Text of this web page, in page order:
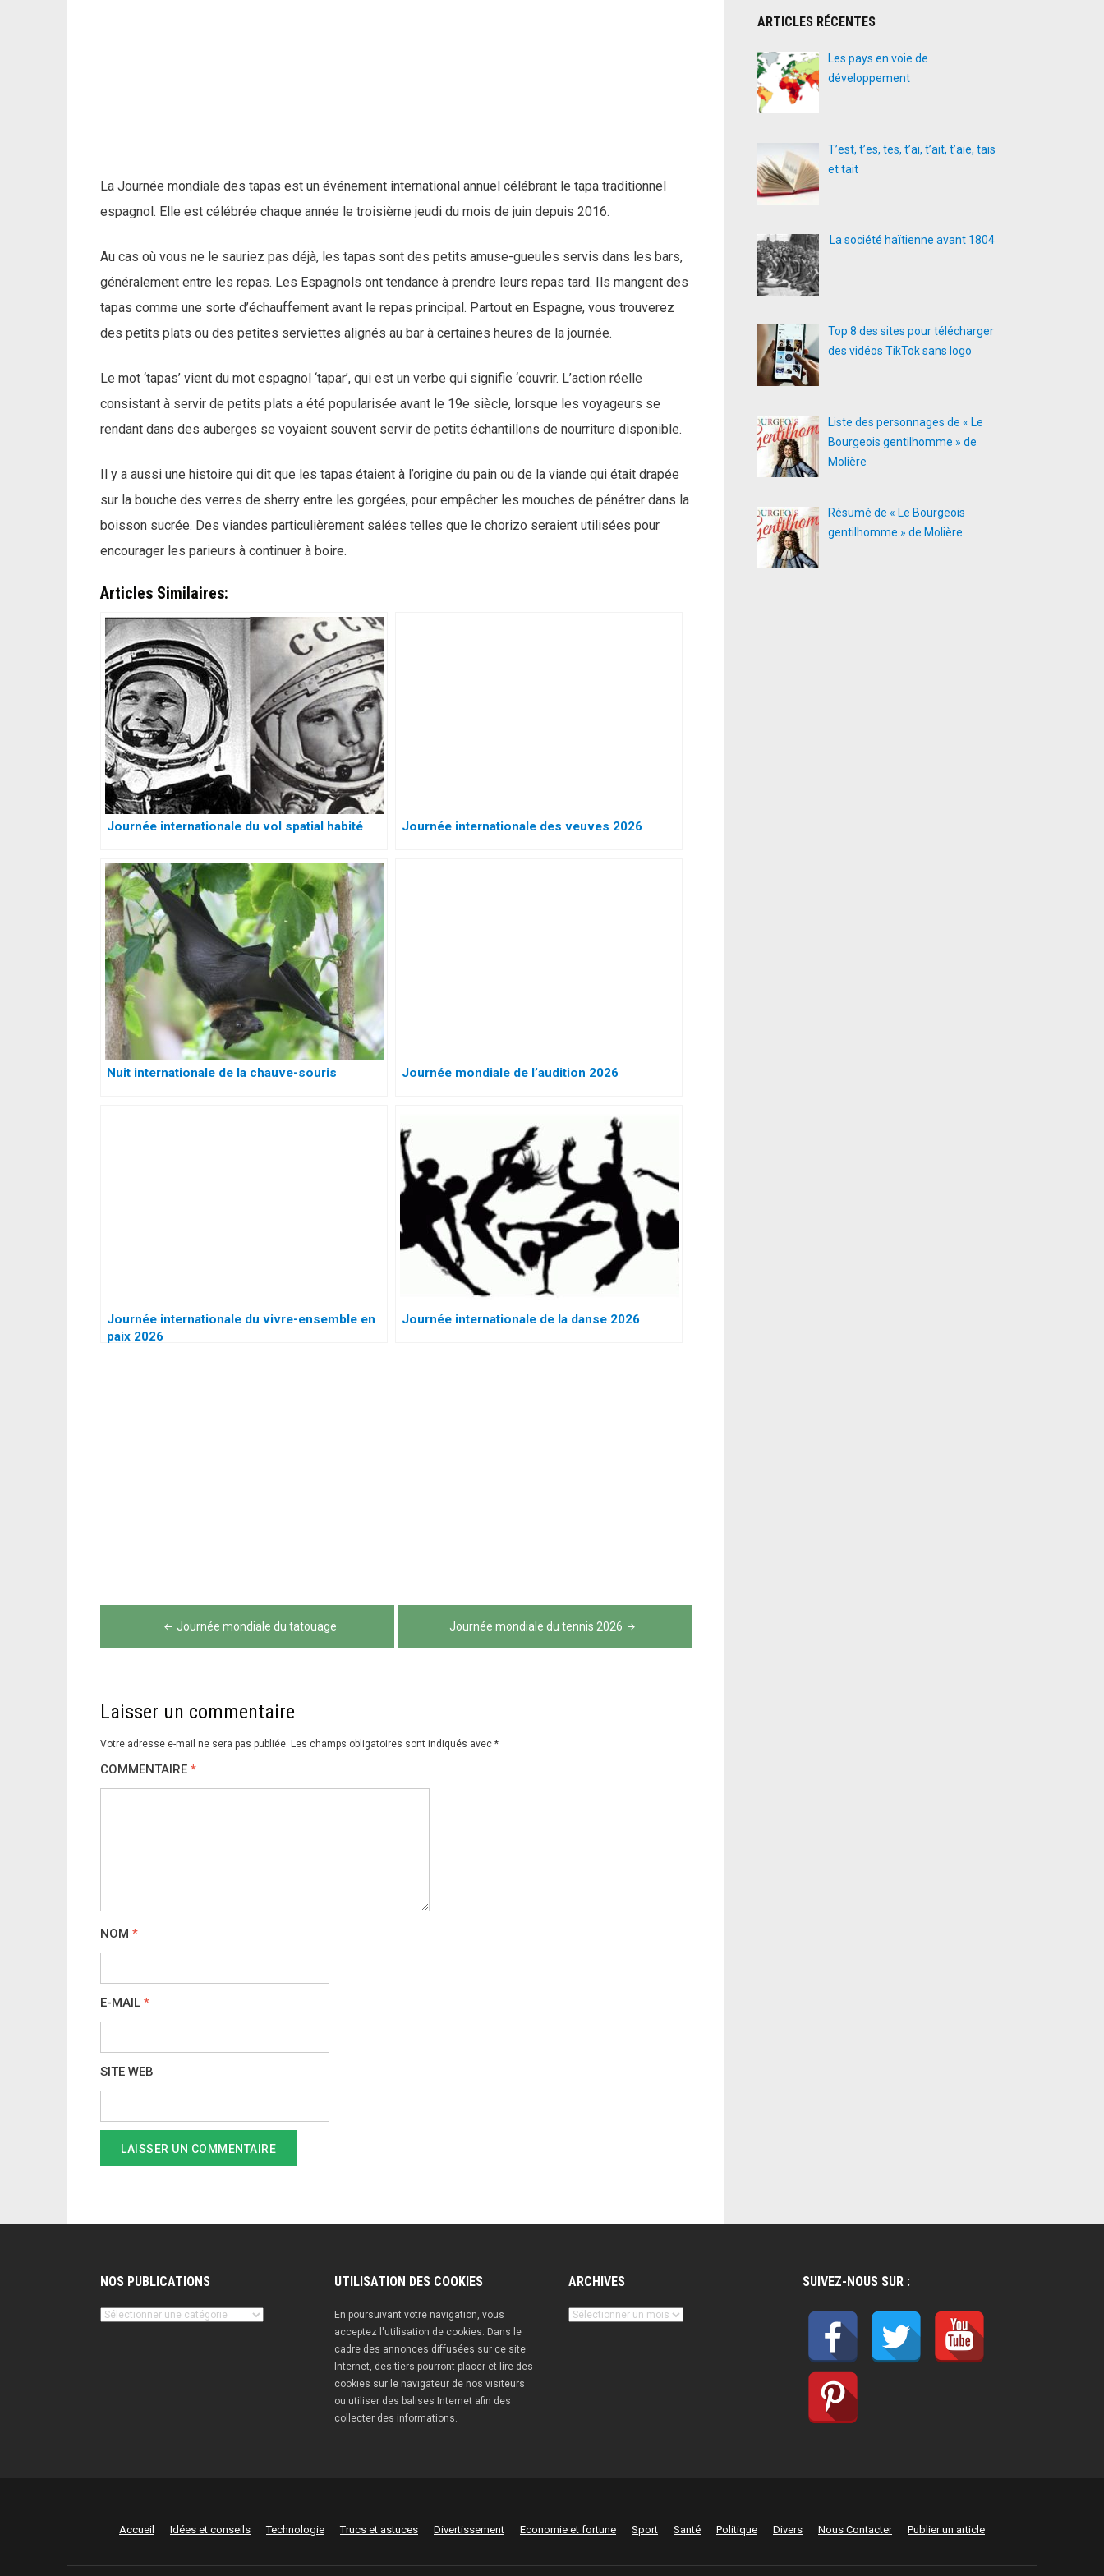
La Journée mondiale des tapas est un événement international annuel célébrant le tapa traditionnel
espagnol. Elle est célébrée chaque année le troisième jeudi du mois de juin depuis 2016.
Au cas où vous ne le sauriez pas déjà, les tapas sont des petits amuse-gueules servis dans les bars,
généralement entre les repas. Les Espagnols ont tendance à prendre leurs repas tard. Ils mangent des
tapas comme une sorte d’échauffement avant le repas principal. Partout en Espagne, vous trouverez
des petits plats ou des petites serviettes alignés au bar à certaines heures de la journée.
Le mot ‘tapas’ vient du mot espagnol ‘tapar’, qui est un verbe qui signifie ‘couvrir. L’action réelle
consistant à servir de petits plats a été popularisée avant le 19e siècle, lorsque les voyageurs se
rendant dans des auberges se voyaient souvent servir de petits échantillons de nourriture disponible.
Il y a aussi une histoire qui dit que les tapas étaient à l’origine du pain ou de la viande qui était drapée
sur la bouche des verres de sherry entre les gorgées, pour empêcher les mouches de pénétrer dans la
boisson sucrée. Des viandes particulièrement salées telles que le chorizo ​​seraient utilisées pour
encourager les parieurs à continuer à boire.
Articles Similaires:
Journée internationale du vol spatial habité Journée internationale des veuves 2026
Nuit internationale de la chauve-souris Journée mondiale de l’audition 2026
Journée internationale du vivre-ensemble en
paix 2026
Journée internationale de la danse 2026
Navigation
de
Journée mondiale du tatouage Journée mondiale du tennis 2026
Laisser un commentaire
Votre adresse e-mail ne sera pas publiée. Les champs obligatoires sont indiqués avec *
COMMENTAIRE *
NOM *
E-MAIL *
SITE WEB
ARTICLES RÉCENTES
Les pays en voie de
développement
T’est, t’es, tes, t’ai, t’ait, t’aie, tais
et tait
La société haïtienne avant 1804
Top 8 des sites pour télécharger
des vidéos TikTok sans logo
Liste des personnages de « Le
Bourgeois gentilhomme » de
Molière
Résumé de « Le Bourgeois
gentilhomme » de Molière
NOS PUBLICATIONS
Nos
UTILISATION DES COOKIES
En poursuivant votre navigation, vous
acceptez l'utilisation de cookies. Dans le
cadre des annonces diffusées sur ce site
Internet, des tiers pourront placer et lire des
cookies sur le navigateur de nos visiteurs
ou utiliser des balises Internet afin des
collecter des informations.
ARCHIVES
Archives
SUIVEZ-NOUS SUR :
Accueil Idées et conseils Technologie Trucs et astuces Divertissement Economie et fortune Sport Santé Politique Divers Nous Contacter Publier un article